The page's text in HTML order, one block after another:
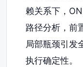
赖关系下，
路径分析，前
局部瓶颈引发
执行确定性。